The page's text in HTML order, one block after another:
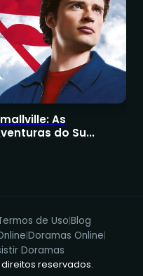
As
do Su...
de Uso|Blog
|Doramas Online|
Doramas
direitos reservados.